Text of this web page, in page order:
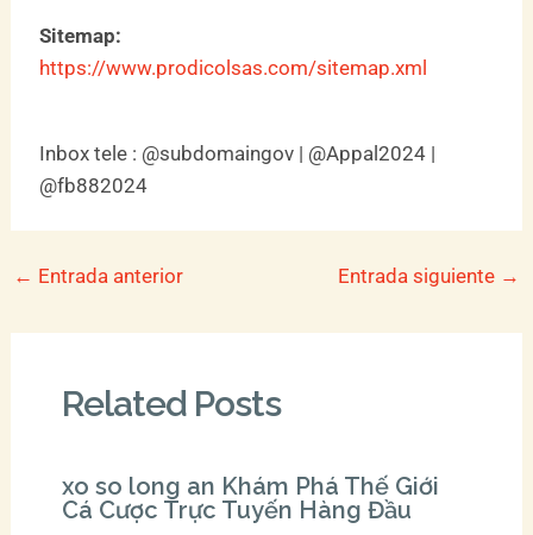
Sitemap:
https://www.prodicolsas.com/sitemap.xml
Inbox tele : @subdomaingov | @Appal2024 |
@fb882024
← Entrada anterior Entrada siguiente →
Related Posts
xo so long an Khám Phá Thế Giới
Cá Cược Trực Tuyến Hàng Đầu